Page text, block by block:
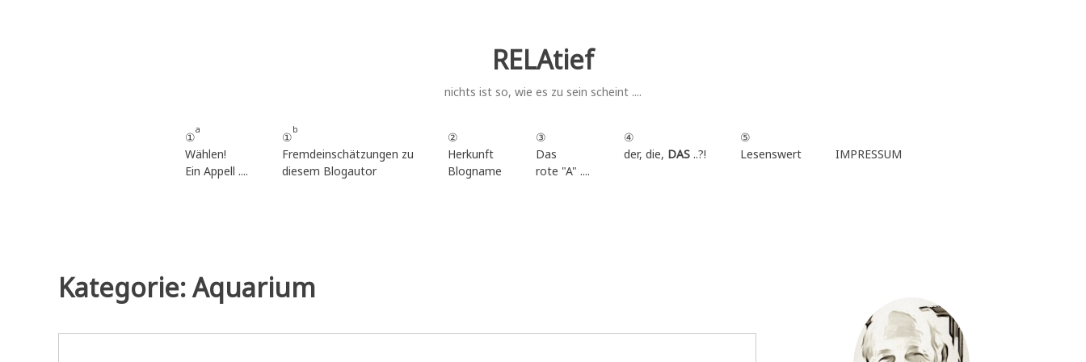
RELAtief
nichts ist so, wie es zu sein scheint ....
①
a
Wählen!
Ein Appell ....
①
b
Fremdeinschätzungen zu
diesem Blogautor
②
Herkunft
Blogname
③
Das
rote "A" ....
④
der, die, DAS..?!
⑤
Lesenswert
IMPRESSUM
Kategorie:Aquarium